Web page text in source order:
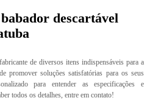
descartável
de diversos itens indispensáveis para a
promover soluções satisfatórias para os seus
para entender as especificações e
todos os detalhes, entre em contato!